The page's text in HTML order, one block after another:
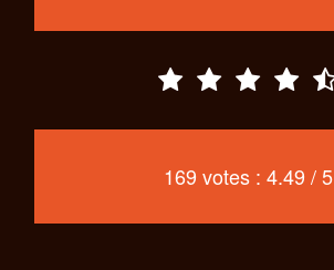
169 votes : 4.49 / 5